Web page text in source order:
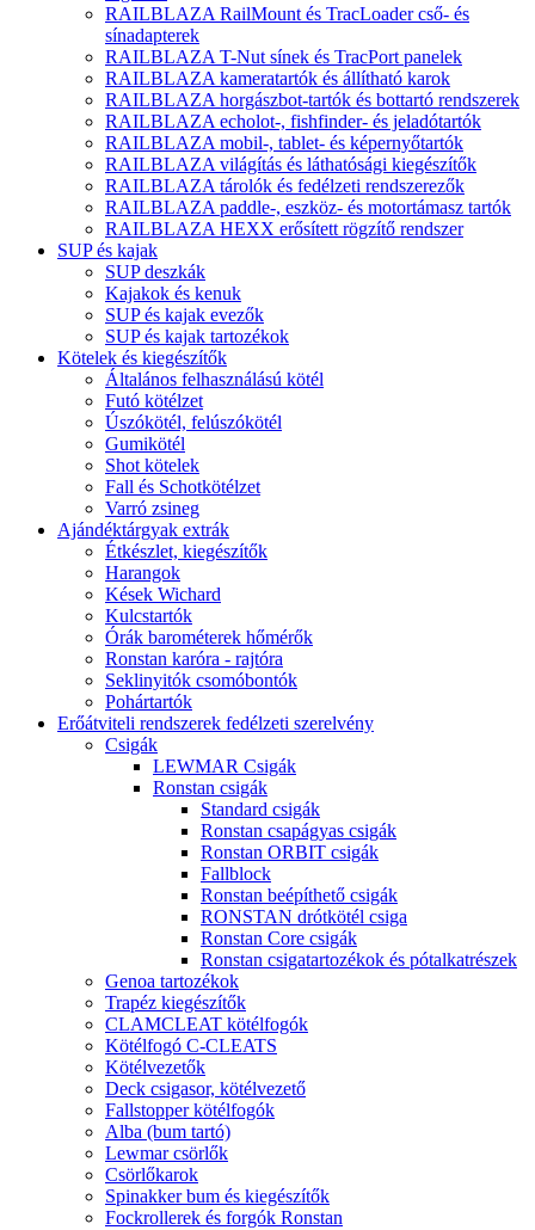
RAILBLAZA RailMount és TracLoader cső- és
sínadapterek
RAILBLAZA T-Nut sínek és TracPort panelek
RAILBLAZA kameratartók és állítható karok
RAILBLAZA horgászbot-tartók és bottartó rendszerek
RAILBLAZA echolot-, fishfinder- és jeladótartók
RAILBLAZA mobil-, tablet- és képernyőtartók
RAILBLAZA világítás és láthatósági kiegészítők
RAILBLAZA tárolók és fedélzeti rendszerezők
RAILBLAZA paddle-, eszköz- és motortámasz tartók
RAILBLAZA HEXX erősített rögzítő rendszer
SUP és kajak
SUP deszkák
Kajakok és kenuk
SUP és kajak evezők
SUP és kajak tartozékok
Kötelek és kiegészítők
Általános felhasználású kötél
Futó kötélzet
Úszókötél, felúszókötél
Gumikötél
Shot kötelek
Fall és Schotkötélzet
Varró zsineg
Ajándéktárgyak extrák
Étkészlet, kiegészítők
Harangok
Kések Wichard
Kulcstartók
Órák barométerek hőmérők
Ronstan karóra - rajtóra
Seklinyitók csomóbontók
Pohártartók
Erőátviteli rendszerek fedélzeti szerelvény
Csigák
LEWMAR Csigák
Ronstan csigák
Standard csigák
Ronstan csapágyas csigák
Ronstan ORBIT csigák
Fallblock
Ronstan beépíthető csigák
RONSTAN drótkötél csiga
Ronstan Core csigák
Ronstan csigatartozékok és pótalkatrészek
Genoa tartozékok
Trapéz kiegészítők
CLAMCLEAT kötélfogók
Kötélfogó C-CLEATS
Kötélvezetők
Deck csigasor, kötélvezető
Fallstopper kötélfogók
Alba (bum tartó)
Lewmar csörlők
Csörlőkarok
Spinakker bum és kiegészítők
Fockrollerek és forgók Ronstan